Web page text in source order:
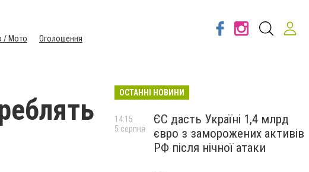
/ Мото Оголошення
ОСТАННІ НОВИНИ
ЄС дасть Україні 1,4 млрд
євро з заморожених активів
РФ після нічної атаки
14:15
5 серпня